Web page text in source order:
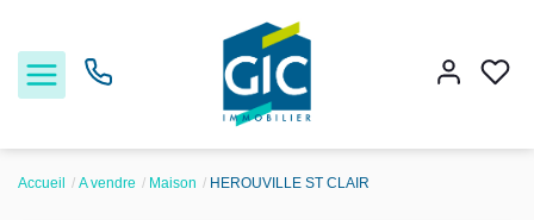
Accueil A vendre Maison HEROUVILLE ST CLAIR